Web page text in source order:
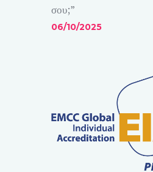
σου;”
06/10/2025